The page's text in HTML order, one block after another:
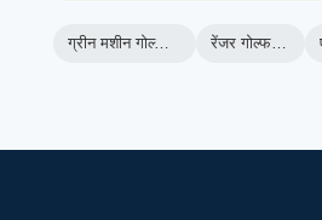
ग्रीन मशीन गोल्फ कार्ट रेंजर गोल्फ कार्ट